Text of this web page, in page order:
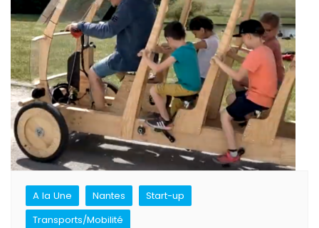
A la Une Nantes
Start-up
Transports/Mobilité